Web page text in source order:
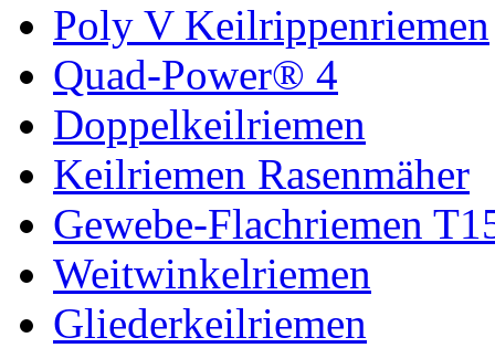
Poly V Keilrippenriemen
Quad-Power® 4
Doppelkeilriemen
Keilriemen Rasenmäher
Gewebe-Flachriemen
Weitwinkelriemen
Gliederkeilriemen